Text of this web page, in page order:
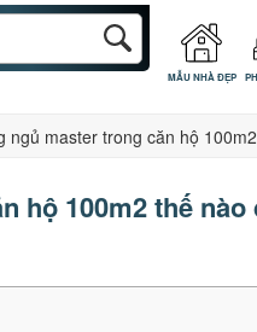
MẪU NHÀ ĐẸP
ngủ master trong căn hộ
hộ 100m2 thế